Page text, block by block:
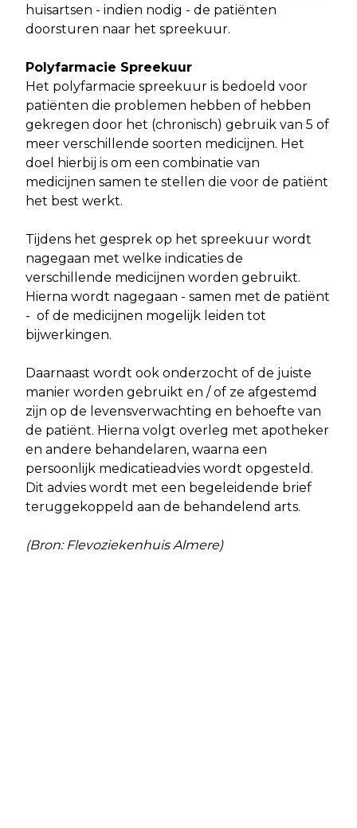
huisartsen - indien nodig - de patiënten
doorsturen naar het spreekuur.
Polyfarmacie Spreekuur
Het polyfarmacie spreekuur is bedoeld voor
patiënten die problemen hebben of hebben
gekregen door het (chronisch) gebruik van 5 of
meer verschillende soorten medicijnen. Het
doel hierbij is om een combinatie van
medicijnen samen te stellen die voor de patiënt
het best werkt.
Tijdens het gesprek op het spreekuur wordt
nagegaan met welke indicaties de
verschillende medicijnen worden gebruikt.
Hierna wordt nagegaan - samen met de patiënt
- of de medicijnen mogelijk leiden tot
bijwerkingen.
Daarnaast wordt ook onderzocht of de juiste
manier worden gebruikt en / of ze afgestemd
zijn op de levensverwachting en behoefte van
de patiënt. Hierna volgt overleg met apotheker
en andere behandelaren, waarna een
persoonlijk medicatieadvies wordt opgesteld.
Dit advies wordt met een begeleidende brief
teruggekoppeld aan de behandelend arts.
(Bron: Flevoziekenhuis Almere)